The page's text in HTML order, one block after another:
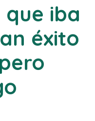
que iba
éxito